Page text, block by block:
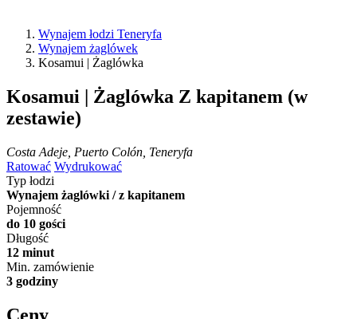
Wynajem łodzi Teneryfa
Wynajem żaglówek
Kosamui | Żaglówka
Kosamui | Żaglówka Z kapitanem (w
zestawie)
Costa Adeje, Puerto Colón, Teneryfa
Ratować Wydrukować
Typ łodzi
Wynajem żaglówki / z kapitanem
Pojemność
do 10 gości
Długość
12 minut
Min. zamówienie
3 godziny
Ceny